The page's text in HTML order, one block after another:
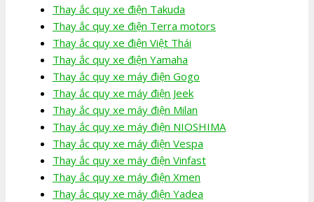
Thay ắc quy xe điện Takuda
Thay ắc quy xe điện Terra motors
Thay ắc quy xe điện Việt Thái
Thay ắc quy xe điện Yamaha
Thay ắc quy xe máy điện Gogo
Thay ắc quy xe máy điện Jeek
Thay ắc quy xe máy điện Milan
Thay ắc quy xe máy điện NIOSHIMA
Thay ắc quy xe máy điện Vespa
Thay ắc quy xe máy điện Vinfast
Thay ắc quy xe máy điện Xmen
Thay ắc quy xe máy điện Yadea